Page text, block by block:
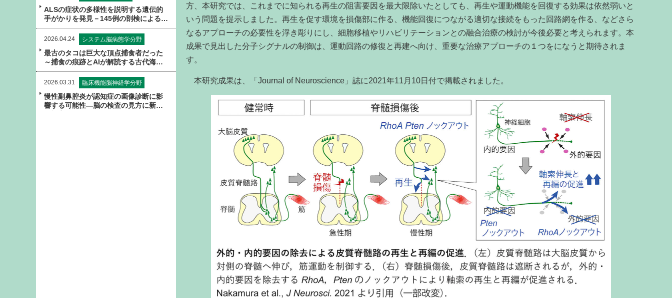
方、本研究では、これまでに知られる再生の阻害要因を最大限除いたとしても、再生や運動機能を回復する効果は依然弱いと
いう問題を提示しました。再生を促す環境を損傷部に作る、機能回復につながる適切な接続をもった回路網を作る、などさら
なるアプローチの必要性を浮き彫りにし、細胞移植やリハビリテーションとの融合治療の検討が今後必要と考えられます。本
成果で見出した分子シグナルの制御は、運動回路の修復と再建へ向け、重要な治療アプローチの１つをになうと期待されま
す。
本研究成果は、「 Journal of Neuroscience 」誌に2021年11 月 10日付で掲載されました。
ALSの症状の多様性を説明する遺伝的
手がかりを発見－145例の剖検による解
析から－
2026.04.24 システム脳病態学分野
最古のタコは巨大な頂点捕食者だった
～捕食の痕跡とAIが解読する古代海洋
の捕食関係～
2026.03.31 臨床機能脳神経学分野
慢性副鼻腔炎が認知症の画像診断に影
響する可能性―脳の検査の見方に新た